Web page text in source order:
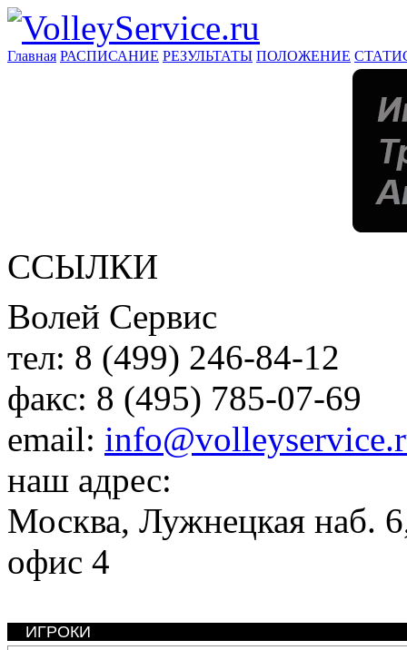
Главная РАСПИСАНИЕ РЕЗУЛЬТАТЫ ПОЛОЖЕНИЕ
ССЫЛКИ
Волей Сервис
тел: 8 (499) 246-84-12
факс: 8 (495) 785-07-69
email:
наш адрес:
Москва, Лужнецкая наб.
офис 4
ИГРОКИ